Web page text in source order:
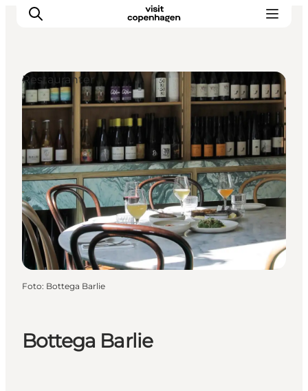
This is Copenhagen
Aktiviteter
Spis & drik
Områder
Planlæg din tur
CopenPay
Copenhagen Card
Bottega Barlie
Restauranter
Foto: Bottega Barlie